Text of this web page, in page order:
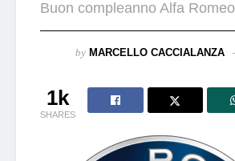
Buon compleanno Alfa Romeo
by MARCELLO CACCIALANZA
1k
SHARES